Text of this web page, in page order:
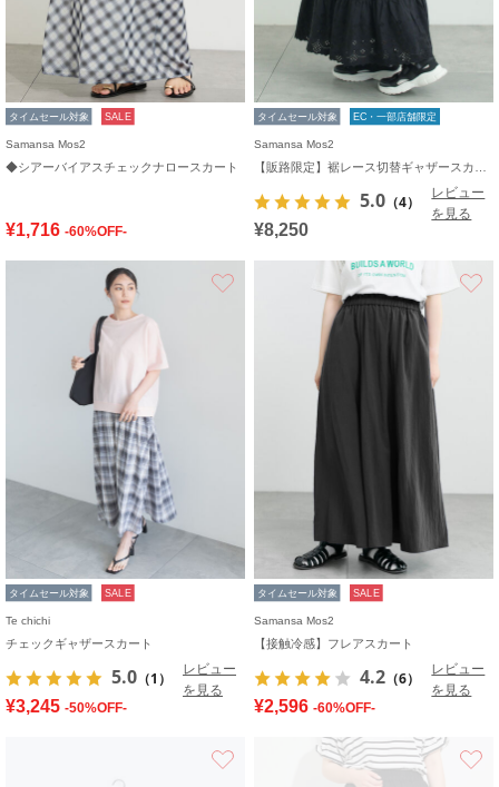
タイムセール対象 SALE
Samansa Mos2
◆シアーバイアスチェックナロースカート
¥1,716 -60%OFF-
タイムセール対象 EC・一部店舗限定
Samansa Mos2
5.0 （4）
レビュー
を見る
¥8,250
タイムセール対象 SALE
Te chichi
チェックギャザースカート
5.0 （1）
レビュー
を見る
¥3,245 -50%OFF-
タイムセール対象 SALE
Samansa Mos2
【接触冷感】フレアスカート
4.2 （6）
レビュー
を見る
¥2,596 -60%OFF-